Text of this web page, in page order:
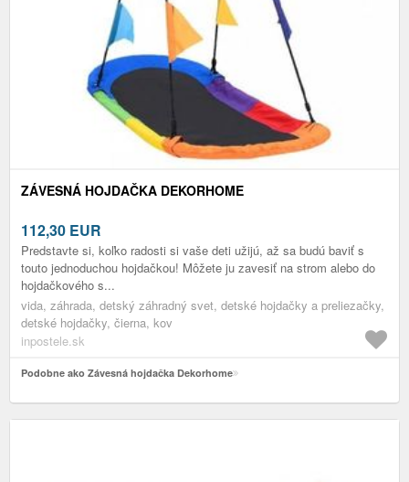
ZÁVESNÁ HOJDAČKA DEKORHOME
112,30 EUR
Predstavte si, koľko radosti si vaše deti užijú, až sa budú baviť s
touto jednoduchou hojdačkou! Môžete ju zavesiť na strom alebo do
hojdačkového s...
vida, záhrada, detský záhradný svet, detské hojdačky a preliezačky,
detské hojdačky, čierna, kov
inpostele.sk
Podobne ako Závesná hojdačka Dekorhome